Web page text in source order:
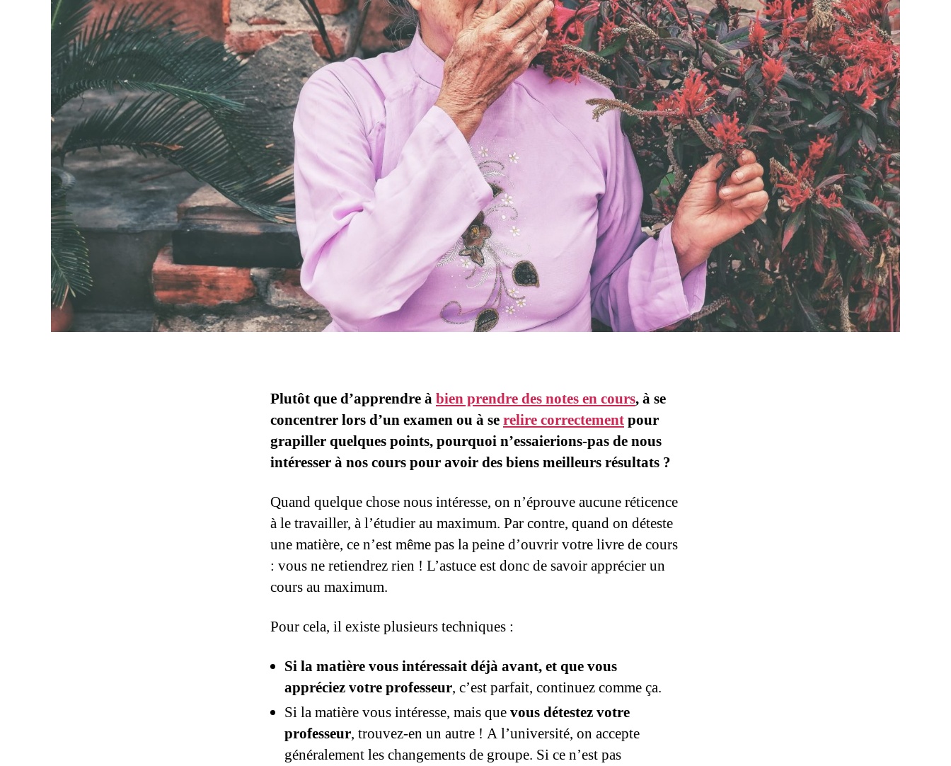
Plutôt que d’apprendre àbien prendre des notes en cours, à se
concentrer lors d’un examen ou à serelire correctementpour
grapiller quelques points, pourquoi n’essaierions-pas de nous
intéresser à nos cours pour avoir des biens meilleurs résultats ?
Quand quelque chose nous intéresse, on n’éprouve aucune réticence
à le travailler, à l’étudier au maximum. Par contre, quand on déteste
une matière, ce n’est même pas la peine d’ouvrir votre livre de cours
: vous ne retiendrez rien ! L’astuce est donc de savoir apprécier un
cours au maximum.
Pour cela, il existe plusieurs techniques :
Si la matière vous intéressait déjà avant, et que vous
appréciez votre professeur, c’est parfait, continuez comme ça.
Si la matière vous intéresse, mais quevous détestez votre
professeur, trouvez-en un autre ! A l’université, on accepte
généralement les changements de groupe. Si ce n’est pas